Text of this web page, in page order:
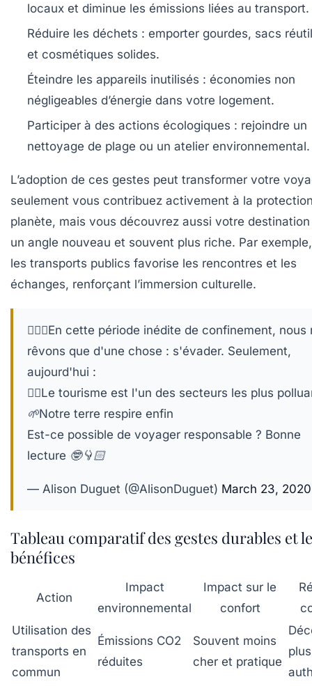
locaux et diminue les émissions liées au transport.
Réduire les déchets : emporter gourdes, sacs
et cosmétiques solides.
Éteindre les appareils inutilisés : économies non
négligeables d’énergie dans votre logement.
Participer à des actions écologiques : rejoindre un
nettoyage de plage ou un atelier environnemental.
L’adoption de ces gestes peut transformer votre
seulement vous contribuez activement à la
planète, mais vous découvrez aussi votre
un angle nouveau et souvent plus riche. Par
les transports publics favorise les rencontres et les
échanges, renforçant l’immersion culturelle.
🙋🏼‍♀️En cette période inédite de confinement, nous
rêvons que d'une chose : s'évader. Seulement,
aujourd'hui :
👎🏻Le tourisme est l'un des secteurs les plus
🌱Notre terre respire enfin
Est-ce possible de voyager responsable ? Bonne
lecture 🤓👇🏻
— Alison Duguet (@AlisonDuguet) March 23, 2020
Tableau comparatif des gestes durables et
bénéfices
Action
Impact
environnemental
Impact sur le
confort
Utilisation des
transports en
commun
Émissions CO2
réduites
Souvent moins
cher et pratique
plus